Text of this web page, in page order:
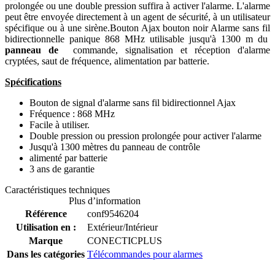
prolongée ou une double pression suffira à activer l'alarme. L'alarme
peut être envoyée directement à un agent de sécurité, à un utilisateur
spécifique ou à une sirène.Bouton Ajax bouton noir Alarme sans fil
bidirectionnelle panique 868 MHz utilisable jusqu'à 1300 m du
panneau de
commande, signalisation et réception d'alarme
cryptées, saut de fréquence, alimentation par batterie.
Spécifications
Bouton de signal d'alarme sans fil bidirectionnel Ajax
Fréquence : 868 MHz
Facile à utiliser.
Double pression ou pression prolongée pour activer l'alarme
Jusqu'à 1300 mètres du panneau de contrôle
alimenté par batterie
3 ans de garantie
Caractéristiques techniques
Plus d’information
Référence
conf9546204
Utilisation en :
Extérieur/Intérieur
Marque
CONECTICPLUS
Dans les catégories Télécommandes pour alarmes